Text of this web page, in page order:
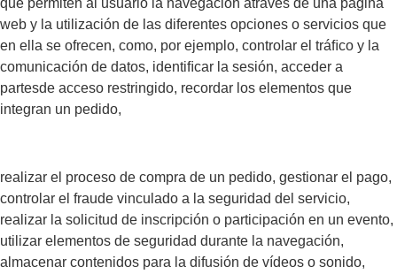
web y la utilización de las diferentes opciones o servicios que
en ella se ofrecen, como, por ejemplo, controlar el tráﬁco y la
comunicación de datos, identiﬁcar la sesión, acceder a
partesde acceso restringido, recordar los elementos que
integran un pedido,
realizar el proceso de compra de un pedido, gestionar el pago,
controlar el fraude vinculado a la seguridad del servicio,
realizar la solicitud de inscripción o participación en un evento,
utilizar elementos de seguridad durante la navegación,
almacenar contenidos para la difusión de vídeos o sonido,